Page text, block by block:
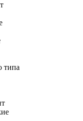
типа